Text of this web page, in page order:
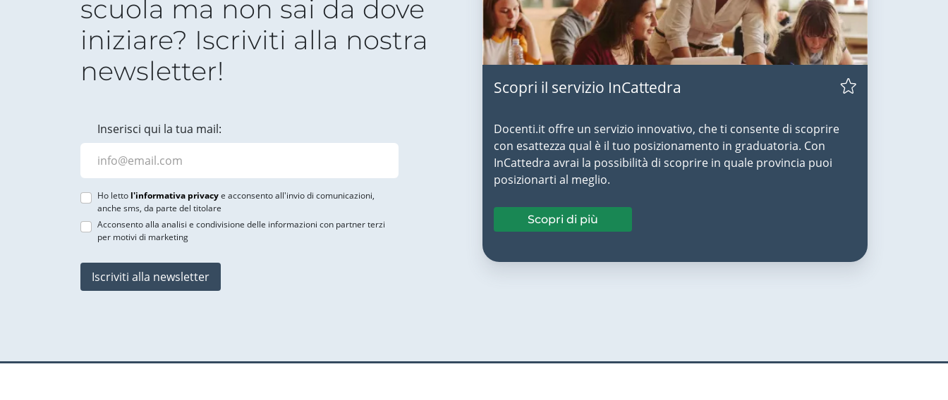
scuola ma non sai da dove
iniziare? Iscriviti alla nostra
newsletter!
Inserisci qui la tua mail:
Ho letto l'informativa privacye acconsento all'invio di comunicazioni,
anche sms, da parte del titolare
Acconsento alla analisi e condivisione delle informazioni con partner terzi
per motivi di marketing
Iscriviti alla newsletter
Scopri il servizio InCattedra
Docenti.it offre un servizio innovativo, che ti consente di scoprire
con esattezza qual è il tuo posizionamento in graduatoria. Con
InCattedra avrai la possibilità di scoprire in quale provincia puoi
posizionarti al meglio.
Scopri di più